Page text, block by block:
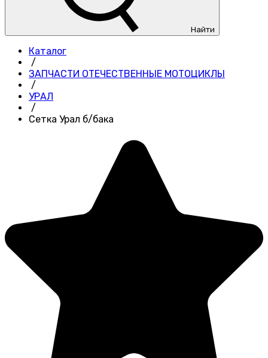
Найти
Каталог
/
ЗАПЧАСТИ ОТЕЧЕСТВЕННЫЕ МОТОЦИКЛЫ
/
УРАЛ
/
Сетка Урал б/бака